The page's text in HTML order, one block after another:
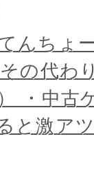
んちょ
の代わ
・中古
と激ア